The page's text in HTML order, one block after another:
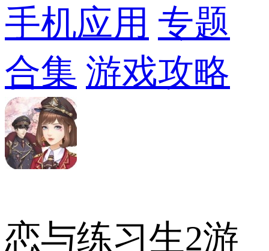
手机应用 专题
合集 游戏攻略
恋与练习生2游